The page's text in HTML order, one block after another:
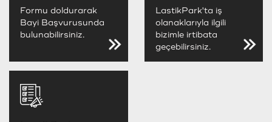
Formu doldurarak
Bayi Başvurusunda
bulunabilirsiniz.
LastikPark'ta iş
olanaklarıyla ilgili
bizimle irtibata
geçebilirsiniz.